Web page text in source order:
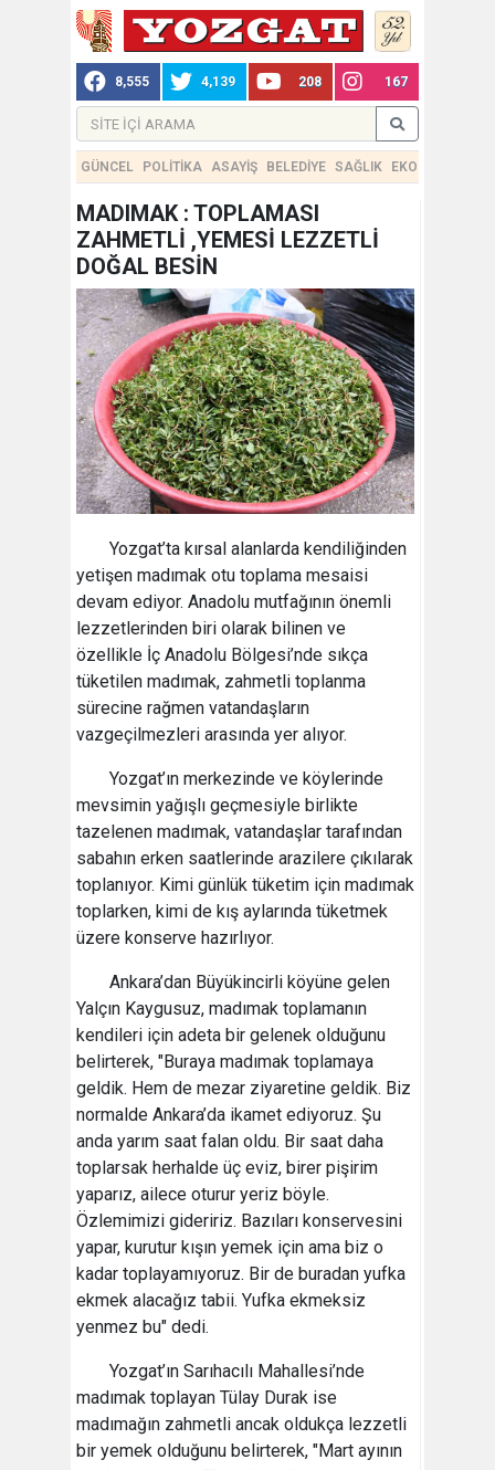
8,555 4,139 208 167
GÜNCEL POLİTİKA ASAYİŞ BELEDİYE SAĞLIK EKONOMİ
MADIMAK : TOPLAMASI
ZAHMETLİ ,YEMESİ LEZZETLİ
DOĞAL BESİN
Yozgat’ta kırsal alanlarda kendiliğinden
yetişen madımak otu toplama mesaisi
devam ediyor. Anadolu mutfağının önemli
lezzetlerinden biri olarak bilinen ve
özellikle İç Anadolu Bölgesi’nde sıkça
tüketilen madımak, zahmetli toplanma
sürecine rağmen vatandaşların
vazgeçilmezleri arasında yer alıyor.
Yozgat’ın merkezinde ve köylerinde
mevsimin yağışlı geçmesiyle birlikte
tazelenen madımak, vatandaşlar tarafından
sabahın erken saatlerinde arazilere çıkılarak
toplanıyor. Kimi günlük tüketim için madımak
toplarken, kimi de kış aylarında tüketmek
üzere konserve hazırlıyor.
Ankara’dan Büyükincirli köyüne gelen
Yalçın Kaygusuz, madımak toplamanın
kendileri için adeta bir gelenek olduğunu
belirterek, "Buraya madımak toplamaya
geldik. Hem de mezar ziyaretine geldik. Biz
normalde Ankara’da ikamet ediyoruz. Şu
anda yarım saat falan oldu. Bir saat daha
toplarsak herhalde üç eviz, birer pişirim
yaparız, ailece oturur yeriz böyle.
Özlemimizi gideririz. Bazıları konservesini
yapar, kurutur kışın yemek için ama biz o
kadar toplayamıyoruz. Bir de buradan yufka
ekmek alacağız tabii. Yufka ekmeksiz
yenmez bu" dedi.
Yozgat’ın Sarıhacılı Mahallesi’nde
madımak toplayan Tülay Durak ise
madımağın zahmetli ancak oldukça lezzetli
bir yemek olduğunu belirterek, "Mart ayının